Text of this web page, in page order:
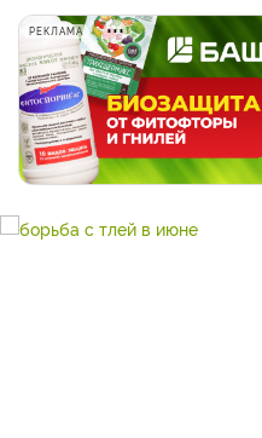
РЕКЛАМА